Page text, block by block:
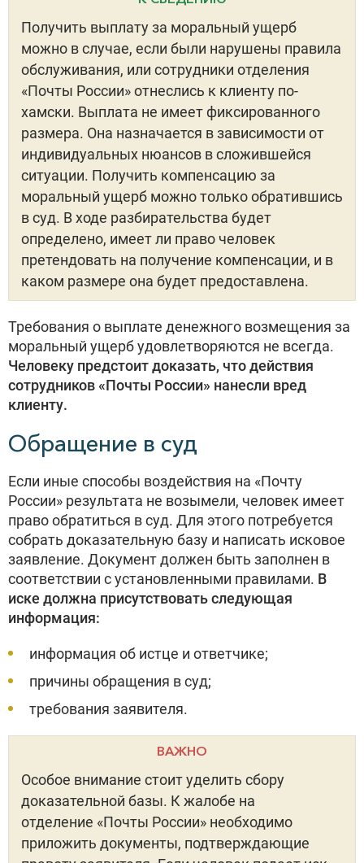
Получить выплату за моральный ущерб
можно в случае, если были нарушены правила
обслуживания, или сотрудники отделения
«Почты России» отнеслись к клиенту по-
хамски. Выплата не имеет фиксированного
размера. Она назначается в зависимости от
индивидуальных нюансов в сложившейся
ситуации. Получить компенсацию за
моральный ущерб можно только обратившись
в суд. В ходе разбирательства будет
определено, имеет ли право человек
претендовать на получение компенсации, и в
каком размере она будет предоставлена.
Требования о выплате денежного возмещения за
моральный ущерб удовлетворяются не всегда.
Человеку предстоит доказать, что действия
сотрудников «Почты России» нанесли вред
клиенту.
Обращение в суд
Если иные способы воздействия на «Почту
России» результата не возымели, человек имеет
право обратиться в суд. Для этого потребуется
собрать доказательную базу и написать исковое
заявление. Документ должен быть заполнен в
соответствии с установленными правилами. В
иске должна присутствовать следующая
информация:
информация об истце и ответчике;
причины обращения в суд;
требования заявителя.
ВАЖНО
Особое внимание стоит уделить сбору
доказательной базы. К жалобе на
отделение «Почты России» необходимо
приложить документы, подтверждающие